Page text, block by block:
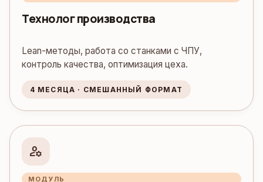
Технолог производства
Lean-методы, работа со станками с ЧПУ,
контроль качества, оптимизация цеха.
4 МЕСЯЦА · СМЕШАННЫЙ ФОРМАТ
manage_accounts
МОДУЛЬ